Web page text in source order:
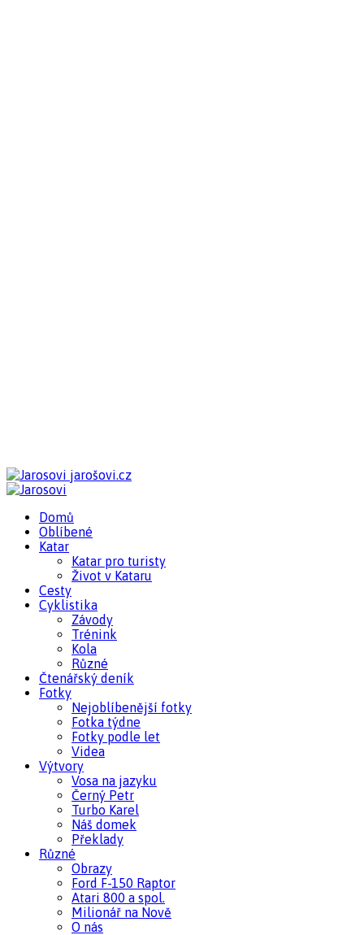
jarošovi.cz
Domů
Oblíbené
Katar
Katar pro turisty
Život v Kataru
Cesty
Cyklistika
Závody
Trénink
Kola
Různé
Čtenářský deník
Fotky
Nejoblíbenější fotky
Fotka týdne
Fotky podle let
Videa
Výtvory
Vosa na jazyku
Černý Petr
Turbo Karel
Náš domek
Překlady
Různé
Obrazy
Ford F-150 Raptor
Atari 800 a spol.
Milionář na Nově
O nás